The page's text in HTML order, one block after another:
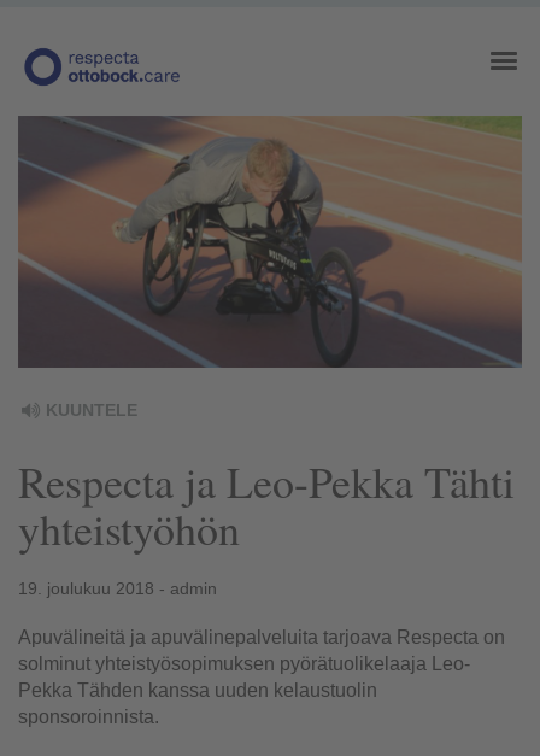
KUUNTELE
Respecta ja Leo-Pekka Tähti
yhteistyöhön
19. joulukuu 2018 - admin
Apuvälineitä ja apuvälinepalveluita tarjoava Respecta on
solminut yhteistyösopimuksen pyörätuolikelaaja Leo-
Pekka Tähden kanssa uuden kelaustuolin
sponsoroinnista.